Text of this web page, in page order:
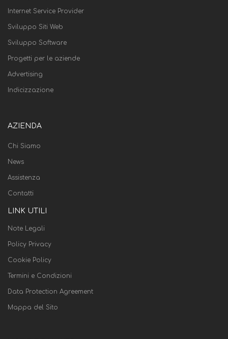
Internet Service Provider
Sviluppo Siti Web
Sviluppo Software
Progetti per le aziende
Advertising
Indicizzazione
AZIENDA
Chi Siamo
News
Assistenza
Contatti
LINK UTILI
Note Legali
Policy Privacy
Cookie Policy
Termini e Condizioni
Data Protection Agreement
Mappa del Sito